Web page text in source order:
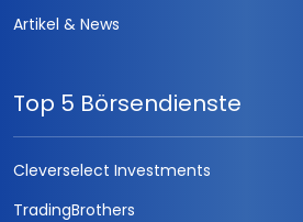
Artikel & News
Top 5 Börsendienste
Cleverselect Investments
TradingBrothers